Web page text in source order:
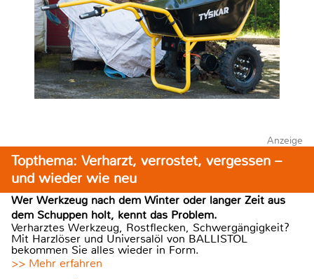
Anzeige
Topthema: Verharzt, verrostet, vergessen –
und wieder wie neu
Wer Werkzeug nach dem Winter oder langer Zeit aus
dem Schuppen holt, kennt das Problem.
Verharztes Werkzeug, Rostflecken, Schwergängigkeit?
Mit Harzlöser und Universalöl von BALLISTOL
bekommen Sie alles wieder in Form.
>> Mehr erfahren